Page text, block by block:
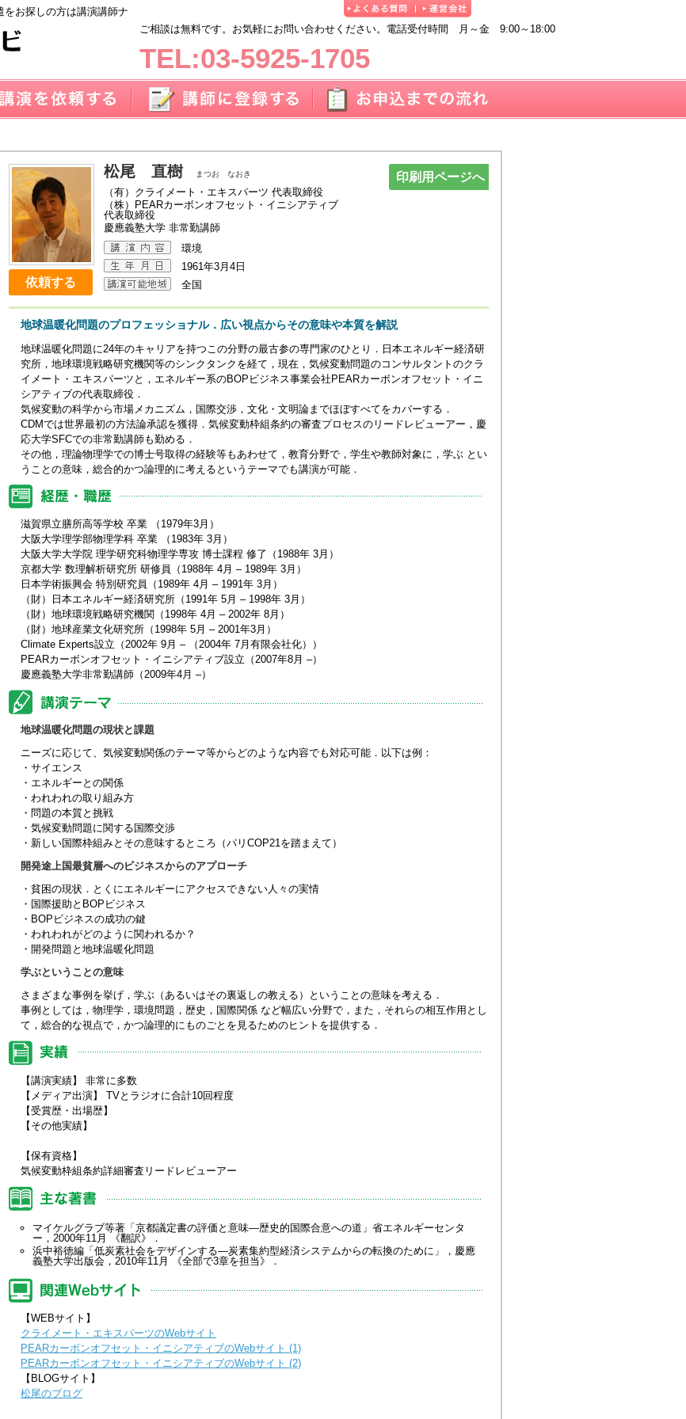
お探しの方は講演講師ナ
ご相談は無料です。お気軽にお問い合わせください。電話受付時間 月～金 9:00～18:00
TEL:03-5925-1705
依頼する
松尾 直樹 まつお なおき
（有）クライメート・エキスパーツ 代表取締役
（株）PEARカーボンオフセット・イニシアティブ
代表取締役
慶應義塾大学 非常勤講師
環境
1961年3月4日
全国
印刷用ページへ
地球温暖化問題のプロフェッショナル．広い視点からその意味や本質を解説
地球温暖化問題に24年のキャリアを持つこの分野の最古参の専門家のひとり．日本エネルギー経済研
究所，地球環境戦略研究機関等のシンクタンクを経て，現在，気候変動問題のコンサルタントのクラ
イメート・エキスパーツと，エネルギー系のBOPビジネス事業会社PEARカーボンオフセット・イニ
シアティブの代表取締役．
気候変動の科学から市場メカニズム，国際交渉，文化・文明論までほぼすべてをカバーする．
CDMでは世界最初の方法論承認を獲得．気候変動枠組条約の審査プロセスのリードレビューアー，慶
応大学SFCでの非常勤講師も勤める．
その他，理論物理学での博士号取得の経験等もあわせて，教育分野で，学生や教師対象に，学ぶ とい
うことの意味，総合的かつ論理的に考えるというテーマでも講演が可能．
滋賀県立膳所高等学校 卒業 （1979年3月）
大阪大学理学部物理学科 卒業 （1983年 3月）
大阪大学大学院 理学研究科物理学専攻 博士課程 修了（1988年 3月）
京都大学 数理解析研究所 研修員（1988年 4月 – 1989年 3月）
日本学術振興会 特別研究員（1989年 4月 – 1991年 3月）
（財）日本エネルギー経済研究所（1991年 5月 – 1998年 3月）
（財）地球環境戦略研究機関（1998年 4月 – 2002年 8月）
（財）地球産業文化研究所（1998年 5月 – 2001年3月）
Climate Experts設立（2002年 9月 – （2004年 7月有限会社化））
PEARカーボンオフセット・イニシアティブ設立（2007年8月 –）
慶應義塾大学非常勤講師（2009年4月 –）
地球温暖化問題の現状と課題
ニーズに応じて、気候変動関係のテーマ等からどのような内容でも対応可能．以下は例：
・サイエンス
・エネルギーとの関係
・われわれの取り組み方
・問題の本質と挑戦
・気候変動問題に関する国際交渉
・新しい国際枠組みとその意味するところ（パリCOP21を踏まえて）
開発途上国最貧層へのビジネスからのアプローチ
・貧困の現状．とくにエネルギーにアクセスできない人々の実情
・国際援助とBOPビジネス
・BOPビジネスの成功の鍵
・われわれがどのように関われるか？
・開発問題と地球温暖化問題
学ぶということの意味
さまざまな事例を挙げ，学ぶ（あるいはその裏返しの教える）ということの意味を考える．
事例としては，物理学，環境問題，歴史，国際関係 など幅広い分野で，また，それらの相互作用とし
て，総合的な視点で，かつ論理的にものごとを見るためのヒントを提供する．
【講演実績】 非常に多数
【メディア出演】 TVとラジオに合計10回程度
【受賞歴・出場歴】
【その他実績】
【保有資格】
気候変動枠組条約詳細審査リードレビューアー
マイケルグラブ等著「京都議定書の評価と意味—歴史的国際合意への道」省エネルギーセンタ
ー，2000年11月 《翻訳》．
浜中裕徳編「低炭素社会をデザインする—炭素集約型経済システムからの転換のために」，慶應
義塾大学出版会，2010年11月 《全部で3章を担当》．
【WEBサイト】
クライメート・エキスパーツのWebサイト
PEARカーボンオフセット・イニシアティブのWebサイト (1)
PEARカーボンオフセット・イニシアティブのWebサイト (2)
【BLOGサイト】
松尾のブログ